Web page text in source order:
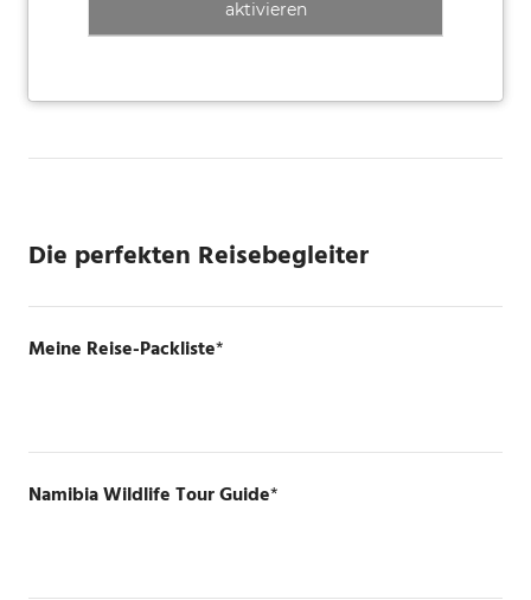
aktivieren
Die perfekten Reisebegleiter
Meine Reise-Packliste*
Namibia Wildlife Tour Guide*